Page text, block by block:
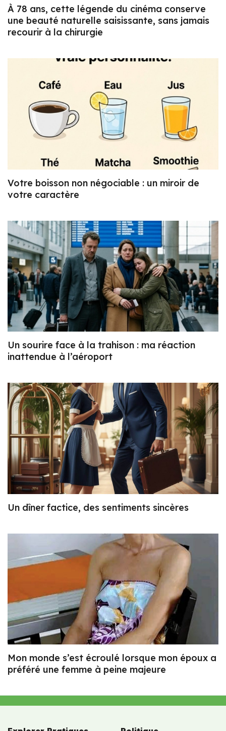
À 78 ans, cette légende du cinéma conserve
une beauté naturelle saisissante, sans jamais
recourir à la chirurgie
Votre boisson non négociable : un miroir de
votre caractère
Un sourire face à la trahison : ma réaction
inattendue à l’aéroport
Un dîner factice, des sentiments sincères
Mon monde s’est écroulé lorsque mon époux a
préféré une femme à peine majeure